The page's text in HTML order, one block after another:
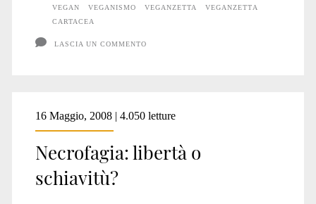
VEGAN
VEGANISMO VEGANZETTA
VEGANZETTA
CARTACEA
LASCIA UN COMMENTO
16 Maggio, 2008 | 4.050 letture
Necrofagia: libertà o
schiavitù?